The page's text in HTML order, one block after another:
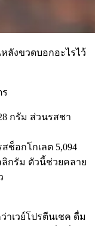
ลังขวดบอกอะไรไว้
กรัม ส่วนรสชา
ช็อกโกเลต 5,094
ลิกรัม ตัวนี้ช่วยคลาย
เวย์โปรตีนเชค ดื่ม